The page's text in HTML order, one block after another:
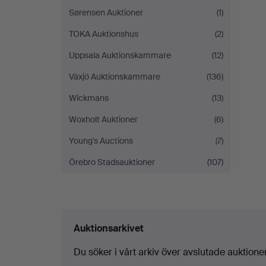
Sørensen Auktioner
(1)
TOKA Auktionshus
(2)
Uppsala Auktionskammare
(12)
Växjö Auktionskammare
(136)
Wickmans
(13)
Woxholt Auktioner
(6)
Young's Auctions
(7)
Örebro Stadsauktioner
(107)
Auktionsarkivet
Du söker i vårt arkiv över avslutade